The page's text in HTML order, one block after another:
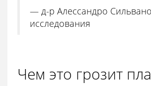
— д-р Алессандро
исследования
Чем это грозит